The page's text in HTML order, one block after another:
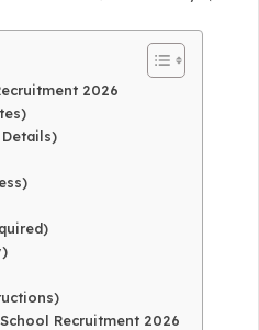
2026
Details)
Recruitment 2026